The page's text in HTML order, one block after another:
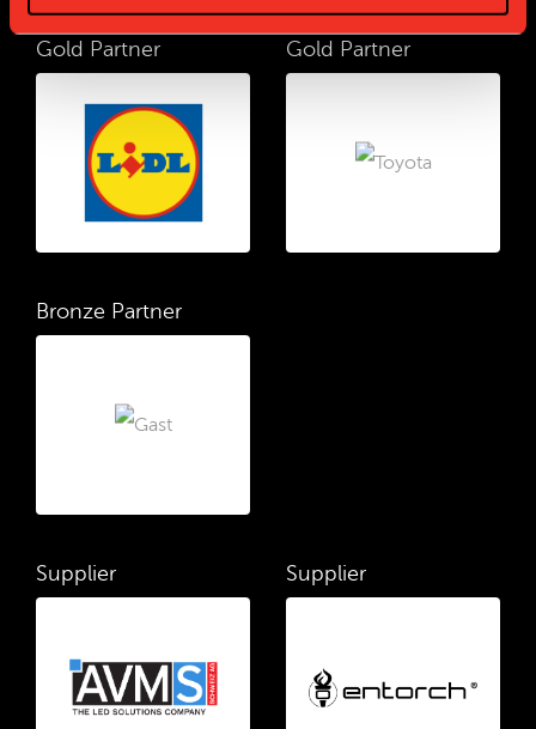
Gold Partner Gold Partner
Bronze Partner
Supplier Supplier